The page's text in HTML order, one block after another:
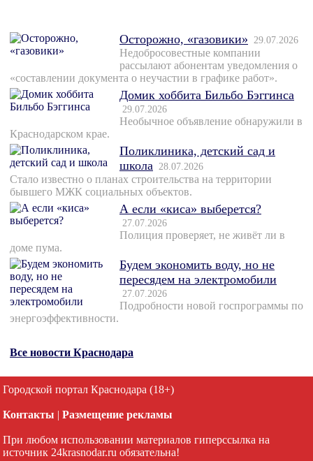
Осторожно, «газовики» 29.07.2026
Недобросовестные компании
рассылают абонентам уведомления о
«составлении документа о неучастии в графике работ».
Домик хоббита Бильбо Бэггинса
29.07.2026
Необычное объявление обнаружили в
Краснодарском крае.
Поликлиника, детский сад и
школа 28.07.2026
Стало известно о планах строительства на территории
бывшего МЖК социальных объектов.
А если «киса» выберется?
27.07.2026
Полиция проверяет, не живёт ли в
доме пума.
Будем экономить воду, но не
пересядем на электромобили
27.07.2026
Подробности новой госпрограммы по
энергоэффективности.
Все новости Краснодара
Городской портал Краснодара (18+)
Контакты | Размещение рекламы
При любом использовании материалов гиперссылка на
источник 24krasnodar.ru обязательна!